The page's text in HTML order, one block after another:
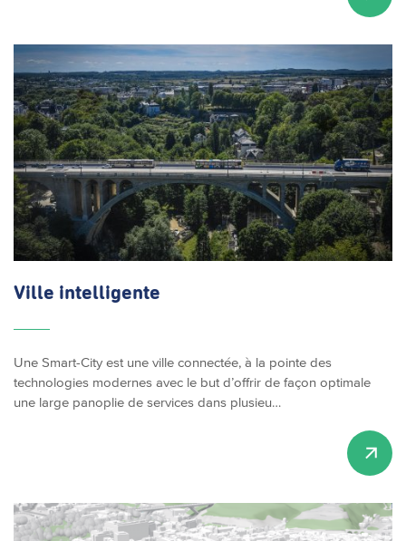
Ville intelligente
Une Smart-City est une ville connectée, à la pointe des
technologies modernes avec le but d’offrir de façon optimale
une large panoplie de services dans plusieu…